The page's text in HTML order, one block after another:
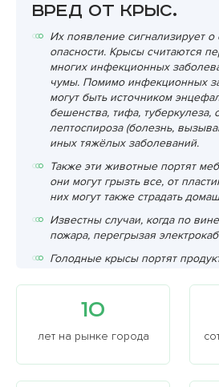
Вред от крыс.
Их появление сигнализирует о
опасности. Крысы считаются
многих инфекционных
чумы. Помимо инфекционных
могут быть источником
бешенства, тифа, туберкулеза,
лептоспироза (болезнь,
иных тяжёлых заболеваний.
Также эти животные портят
они могут грызть все, от
них могут также страдать
Известны случаи, когда по
пожара, перегрызая
Голодные крысы портят
некоторые могут даже укусить
Даже во многих сказках крысы –
10
лет на рынке города